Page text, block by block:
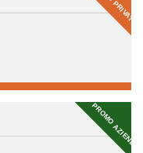
PROMO AZIENDA